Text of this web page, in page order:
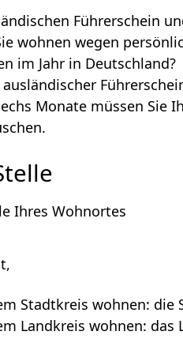
Führerschein
wohnen wegen
im Jahr in Deutschland?
Monate müssen Sie
Ihres Wohnortes
Stadtkreis wohnen: die
Landkreis wohnen: das